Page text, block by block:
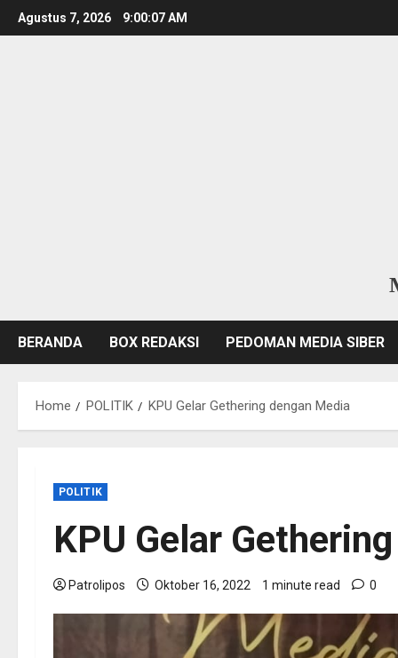
Skip
to
Agustus 7, 2026 9:00:09 AM
BERANDA BOX REDAKSI PEDOMAN MEDIA SIBER
Home POLITIK KPU Gelar Gethering dengan Media
POLITIK
KPU Gelar
Patrolipos Oktober 16, 2022 1 minute read 0